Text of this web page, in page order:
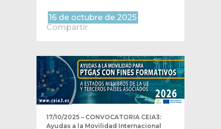
16 de octubre de 2025
Compartir
17/10/2025 – CONVOCATORIA CEIA3:
Ayudas a la Movilidad Internacional